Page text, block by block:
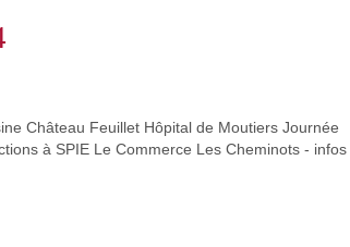
Château Feuillet Hôpital de Moutiers Journée
à SPIE Le Commerce Les Cheminots - infos